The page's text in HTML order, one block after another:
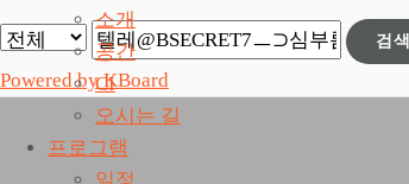
소개
공간
CI
오시는 길
프로그램
일정
검색
Powered by KBoard